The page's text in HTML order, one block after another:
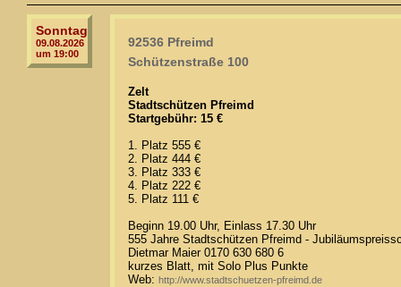
Sonntag
09.08.2026
um 19:00
92536 Pfreimd
Schützenstraße 100
Zelt
Stadtschützen Pfreimd
Startgebühr: 15 €
1. Platz 555 €
2. Platz 444 €
3. Platz 333 €
4. Platz 222 €
5. Platz 111 €
Beginn 19.00 Uhr, Einlass 17.30 Uhr
555 Jahre Stadtschützen Pfreimd -
Dietmar Maier 0170 630 680 6
kurzes Blatt, mit Solo Plus Punkte
Web: http://www.stadtschuetzen-pfreimd.de